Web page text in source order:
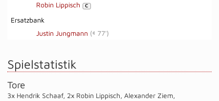
Robin Lippisch
C
Ersatzbank
Justin Jungmann ( 77')
Spielstatistik
Tore
3x Hendrik Schaaf, 2x Robin Lippisch, Alexander Ziem,